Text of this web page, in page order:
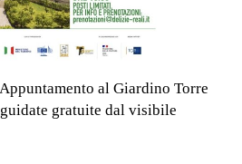
al Giardino Torre
gratuite dal visibile